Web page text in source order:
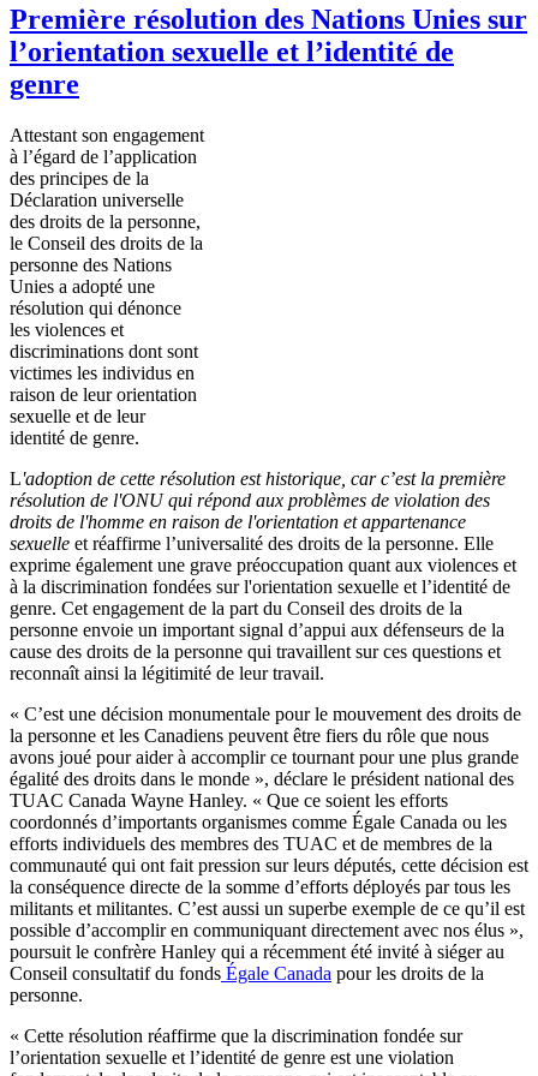
Première résolution des Nations Unies sur
l’orientation sexuelle et l’identité de
genre
Attestant son engagement
à l’égard de l’application
des principes de la
Déclaration universelle
des droits de la personne,
le Conseil des droits de la
personne des Nations
Unies a adopté une
résolution qui dénonce
les violences et
discriminations dont sont
victimes les individus en
raison de leur orientation
sexuelle et de leur
identité de genre.
L'adoption de cette résolution est historique, car c’est la première
résolution de l'ONU qui répond aux problèmes de violation des
droits de l'homme en raison de l'orientation et appartenance
sexuelle et réaffirme l’universalité des droits de la personne. Elle
exprime également une grave préoccupation quant aux violences et
à la discrimination fondées sur l'orientation sexuelle et l’identité de
genre. Cet engagement de la part du Conseil des droits de la
personne envoie un important signal d’appui aux défenseurs de la
cause des droits de la personne qui travaillent sur ces questions et
reconnaît ainsi la légitimité de leur travail.
« C’est une décision monumentale pour le mouvement des droits de
la personne et les Canadiens peuvent être fiers du rôle que nous
avons joué pour aider à accomplir ce tournant pour une plus grande
égalité des droits dans le monde », déclare le président national des
TUAC Canada Wayne Hanley. « Que ce soient les efforts
coordonnés d’importants organismes comme Égale Canada ou les
efforts individuels des membres des TUAC et de membres de la
communauté qui ont fait pression sur leurs députés, cette décision est
la conséquence directe de la somme d’efforts déployés par tous les
militants et militantes. C’est aussi un superbe exemple de ce qu’il est
possible d’accomplir en communiquant directement avec nos élus »,
poursuit le confrère Hanley qui a récemment été invité à siéger au
Conseil consultatif du fonds Égale Canada pour les droits de la
personne.
« Cette résolution réaffirme que la discrimination fondée sur
l’orientation sexuelle et l’identité de genre est une violation